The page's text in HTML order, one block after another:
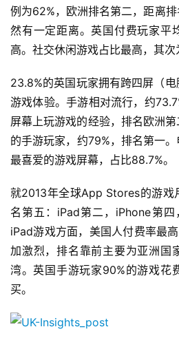
例为62%，欧洲排名第二，距离
然有一定距离。英国付费玩家平
高。社交休闲游戏占比最高，其次
23.8%的英国玩家拥有跨四屏（电
游戏体验。手游相对流行，约
屏幕上玩游戏的经验，排名欧洲
的手游玩家，约79%，排名第一
最喜爱的游戏屏幕，占比88.7%。
就2013年全球App Stores的游戏
名第五：iPad第二，iPhone第
iPad游戏方面，美国人付费率最
加激烈，排名靠前主要为亚洲国
湾。英国手游玩家90%的游戏花
买。